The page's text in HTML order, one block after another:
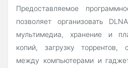
Предоставляемое
позволяет организовать
мультимедиа, хранение и
копий, загрузку торрентов,
между компьютерами и